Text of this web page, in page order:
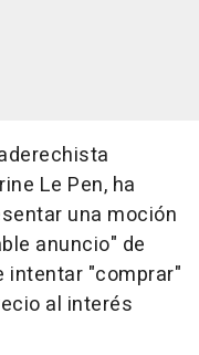
Le Pen, ha
una moción
anuncio" de
intentar "comprar"
al interés